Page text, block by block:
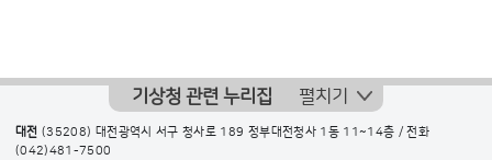
기상청 관련 누리집 펼치기
대전 (35208) 대전광역시 서구 청사로 189 정부대전청사 1동 11~14층 / 전화
(042)481-7500